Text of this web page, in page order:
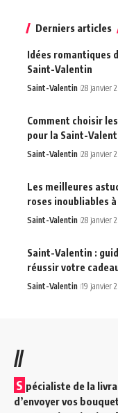
Derniers articles
Idées romantiques
Saint-Valentin
Saint-Valentin 28 janvier
Comment choisir
pour la Saint-
Saint-Valentin 28 janvier
Les meilleures
roses inoubliables
Saint-Valentin 28 janvier
Saint-Valentin :
réussir votre
Saint-Valentin 19 janvier
//
S pécialiste de la
d’envoyer vos